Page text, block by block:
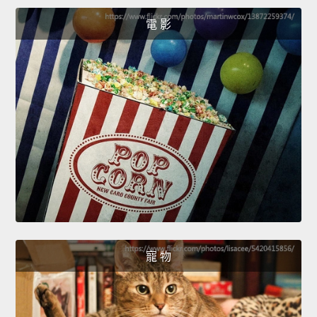
電 影
寵 物